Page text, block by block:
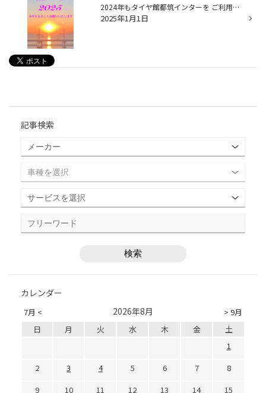
2024年もタイヤ館都筑インターを ご利用いただき、誠にありがとうございました。 2025年は1/5(日)より営業いたします。 本年もどうぞよろしくお願いいたします。 タイヤ館都筑インター スタッフ一同
2025年1月1日
記事検索
カレンダー
7月 < > 9月
2026年8月
日 月 火 水 木 金
土
1
2
3 4 5 6 7
8
9
10 11 12 13 14 15